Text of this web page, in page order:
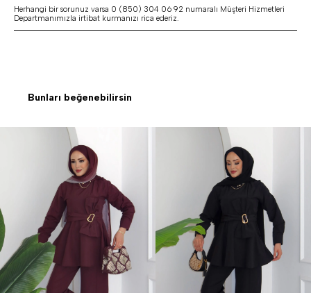
Herhangi bir sorunuz varsa 0 (850) 304 06 92 numaralı Müşteri Hizmetleri
Departmanımızla irtibat kurmanızı rica ederiz.
Bunları beğenebilirsin